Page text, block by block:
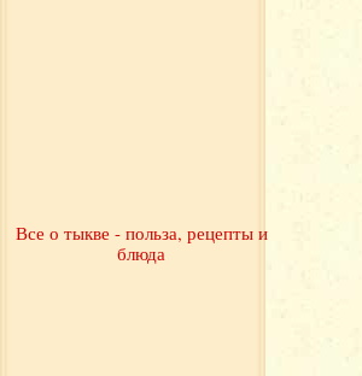
Все о тыкве - польза, рецепты и
блюда